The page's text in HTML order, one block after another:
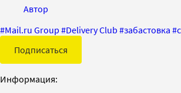
Автор
#Mail.ru Group #Delivery Club #забастовка #
Подписаться
Информация: